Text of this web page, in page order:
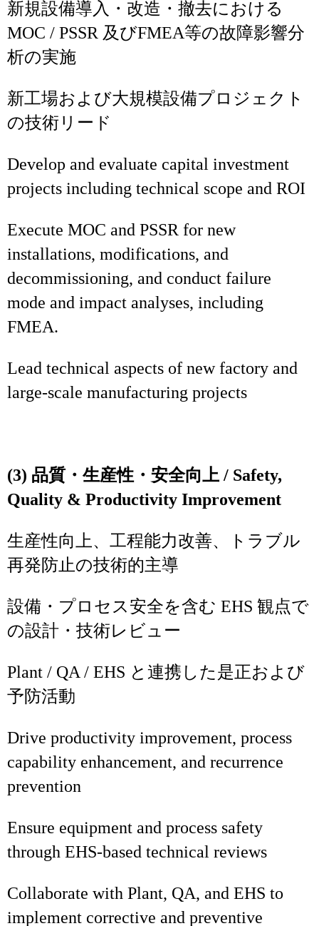
新規設備導入・改造・撤去における
MOC / PSSR 及びFMEA等の故障影響分
析の実施
新工場および大規模設備プロジェクト
の技術リード
Develop and evaluate capital investment
projects including technical scope and ROI
Execute MOC and PSSR for new
installations, modifications, and
decommissioning, and conduct failure
mode and impact analyses, including
FMEA.
Lead technical aspects of new factory and
large‑scale manufacturing projects
(3) 品質・生産性・安全向上 / Safety,
Quality & Productivity Improvement
生産性向上、工程能力改善、トラブル
再発防止の技術的主導
設備・プロセス安全を含む EHS 観点で
の設計・技術レビュー
Plant / QA / EHS と連携した是正および
予防活動
Drive productivity improvement, process
capability enhancement, and recurrence
prevention
Ensure equipment and process safety
through EHS‑based technical reviews
Collaborate with Plant, QA, and EHS to
implement corrective and preventive